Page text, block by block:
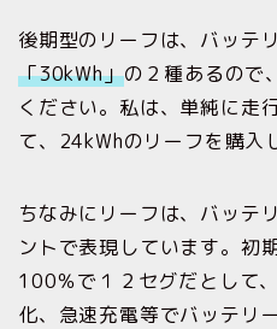
後期型のリーフは、バッテ
「30kWh」の２種あるので
ください。私は、単純に走
て、24kWhのリーフを購入
ちなみにリーフは、バッテ
ントで表現しています。初
100％で１２セグだとして
化、急速充電等でバッテリ